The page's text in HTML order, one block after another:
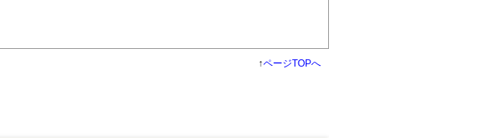
↑ページTOPへ